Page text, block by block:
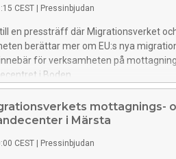
CEST Pressinbjudan
en pressträff där Migrationsverket
berättar mer om EU:s nya
för verksamheten på
i Boden.
mottagnings-
i Märsta
CEST Pressinbjudan